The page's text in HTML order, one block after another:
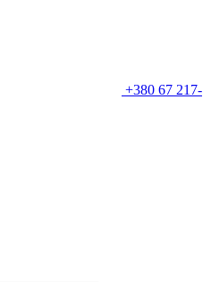
+380 67 217-